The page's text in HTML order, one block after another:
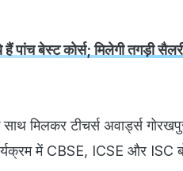
बेस्ट कोर्स; मिलेगी तगड़ी
मिलकर टीचर्स अवार्ड्स
में CBSE, ICSE और ISC